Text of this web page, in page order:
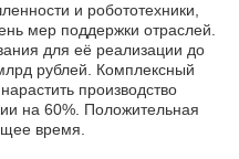
и робототехники,
мер поддержки отраслей.
для её реализации до
рублей. Комплексный
производство
на 60%. Положительная
время.